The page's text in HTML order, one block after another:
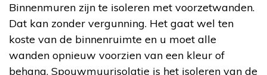
Binnenmuren zijn te isoleren met voorzetwanden.
Dat kan zonder vergunning. Het gaat wel ten
koste van de binnenruimte en u moet alle
wanden opnieuw voorzien van een kleur of
behang. Spouwmuurisolatie is het isoleren van de